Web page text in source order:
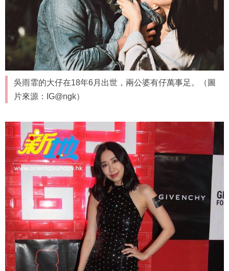
吳雨霏的大仔在18年6月出世，兩公婆有仔萬事足。（圖
片來源：IG@ngk）